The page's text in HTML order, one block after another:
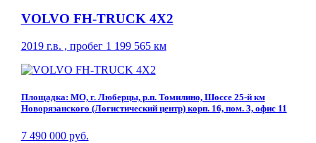
VOLVO FH-TRUCK 4X2
2019 г.в. , пробег 1 199 565 км
Площадка: МО, г. Люберцы, р.п. Томилино, Шоссе 25-й км
Новорязанского (Логистический центр) корп. 16, пом. 3, офис 11
7 490 000 руб.